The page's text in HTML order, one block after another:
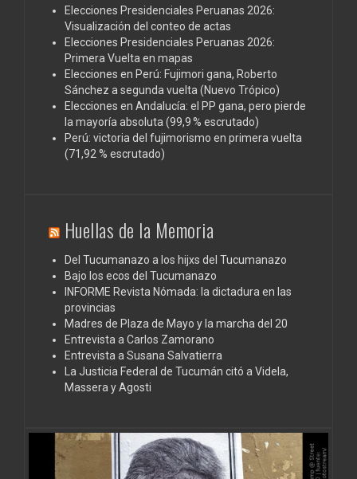
Elecciones Presidenciales Peruanas 2026:
Visualización del conteo de actas
Elecciones Presidenciales Peruanas 2026:
Primera Vuelta en mapas
Elecciones en Perú: Fujimori gana, Roberto
Sánchez a segunda vuelta (Nuevo Trópico)
Elecciones en Andalucía: el PP gana, pero pierde
la mayoría absoluta (99,9 % escrutado)
Perú: victoria del fujimorismo en primera vuelta
(71,92 % escrutado)
Huellas de la Memoria
Del Tucumanazo a los hijxs del Tucumanazo
Bajo los ecos del Tucumanazo
INFORME Revista Nómada: la dictadura en las
provincias
Madres de Plaza de Mayo y la marcha del 20
Entrevista a Carlos Zamorano
Entrevista a Susana Salvatierra
La Justicia Federal de Tucumán citó a Videla,
Massera y Agosti